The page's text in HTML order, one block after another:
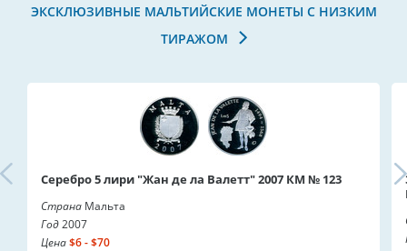
ЭКСКЛЮЗИВНЫЕ МАЛЬТИЙСКИЕ МОНЕТЫ С НИЗКИМ
ТИРАЖОМ
Серебро 5 лири "Жан де ла Валетт" 2007 КМ № 123
Страна Мальта
Год2007
Цена$6 - $70